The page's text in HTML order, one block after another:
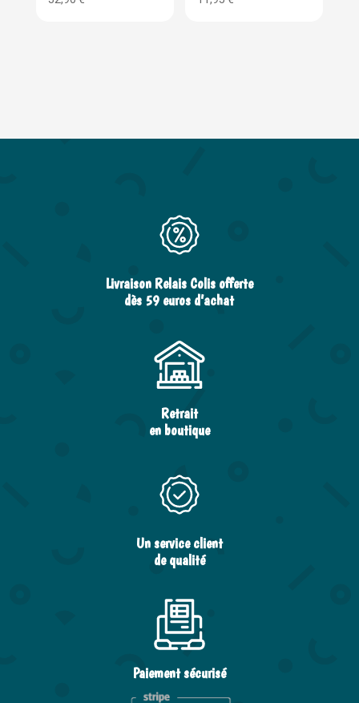
Livraison Relais Colis offerte
dès 59 euros d’achat
Retrait
en boutique
Un service client
de qualité
Paiement sécurisé